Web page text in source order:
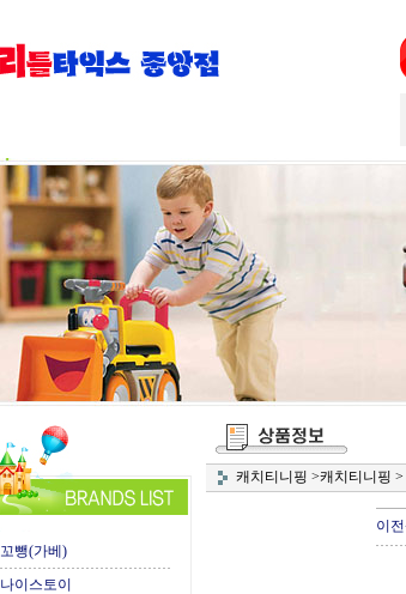
꼬뺑(가베)
나이스토이
캐치티니핑 >캐치티니핑 >
이